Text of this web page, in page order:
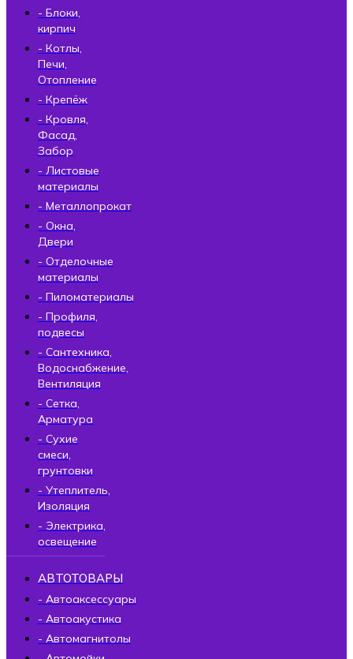
- Блоки,
кирпич
- Котлы,
Печи,
Отопление
- Крепёж
- Кровля,
Фасад,
Забор
- Листовые
материалы
- Металлопрокат
- Окна,
Двери
- Отделочные
материалы
- Пиломатериалы
- Профиля,
подвесы
- Сантехника,
Водоснабжение,
Вентиляция
- Сетка,
Арматура
- Сухие
смеси,
грунтовки
- Утеплитель,
Изоляция
- Электрика,
освещение
АВТОТОВАРЫ
- Автоаксессуары
- Автоакустика
- Автомагнитолы